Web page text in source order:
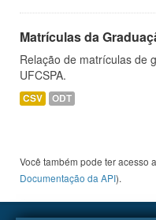
Matrículas da
Relação de matrículas de
UFCSPA.
CSV ODT
Você também pode ter acesso
Documentação da API).